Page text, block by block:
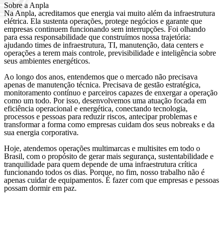
Sobre a Anpla
Na Anpla, acreditamos que energia vai muito além da infraestrutura
elétrica. Ela sustenta operações, protege negócios e garante que
empresas continuem funcionando sem interrupções. Foi olhando
para essa responsabilidade que construímos nossa trajetória:
ajudando times de infraestrutura, TI, manutenção, data centers e
operações a terem mais controle, previsibilidade e inteligência sobre
seus ambientes energéticos.
Ao longo dos anos, entendemos que o mercado não precisava
apenas de manutenção técnica. Precisava de gestão estratégica,
monitoramento contínuo e parceiros capazes de enxergar a operação
como um todo. Por isso, desenvolvemos uma atuação focada em
eficiência operacional e energética, conectando tecnologia,
processos e pessoas para reduzir riscos, antecipar problemas e
transformar a forma como empresas cuidam dos seus nobreaks e da
sua energia corporativa.
Hoje, atendemos operações multimarcas e multisites em todo o
Brasil, com o propósito de gerar mais segurança, sustentabilidade e
tranquilidade para quem depende de uma infraestrutura crítica
funcionando todos os dias. Porque, no fim, nosso trabalho não é
apenas cuidar de equipamentos. É fazer com que empresas e pessoas
possam dormir em paz.